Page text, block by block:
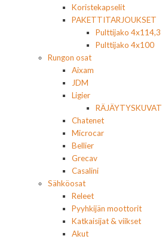
Koristekapselit
PAKETTITARJOUKSET
Pulttijako 4x114,3
Pulttijako 4x100
Rungon osat
Aixam
JDM
Ligier
RÄJÄYTYSKUVAT
Chatenet
Microcar
Bellier
Grecav
Casalini
Sähköosat
Releet
Pyyhkijän moottorit
Katkaisijat & viikset
Akut